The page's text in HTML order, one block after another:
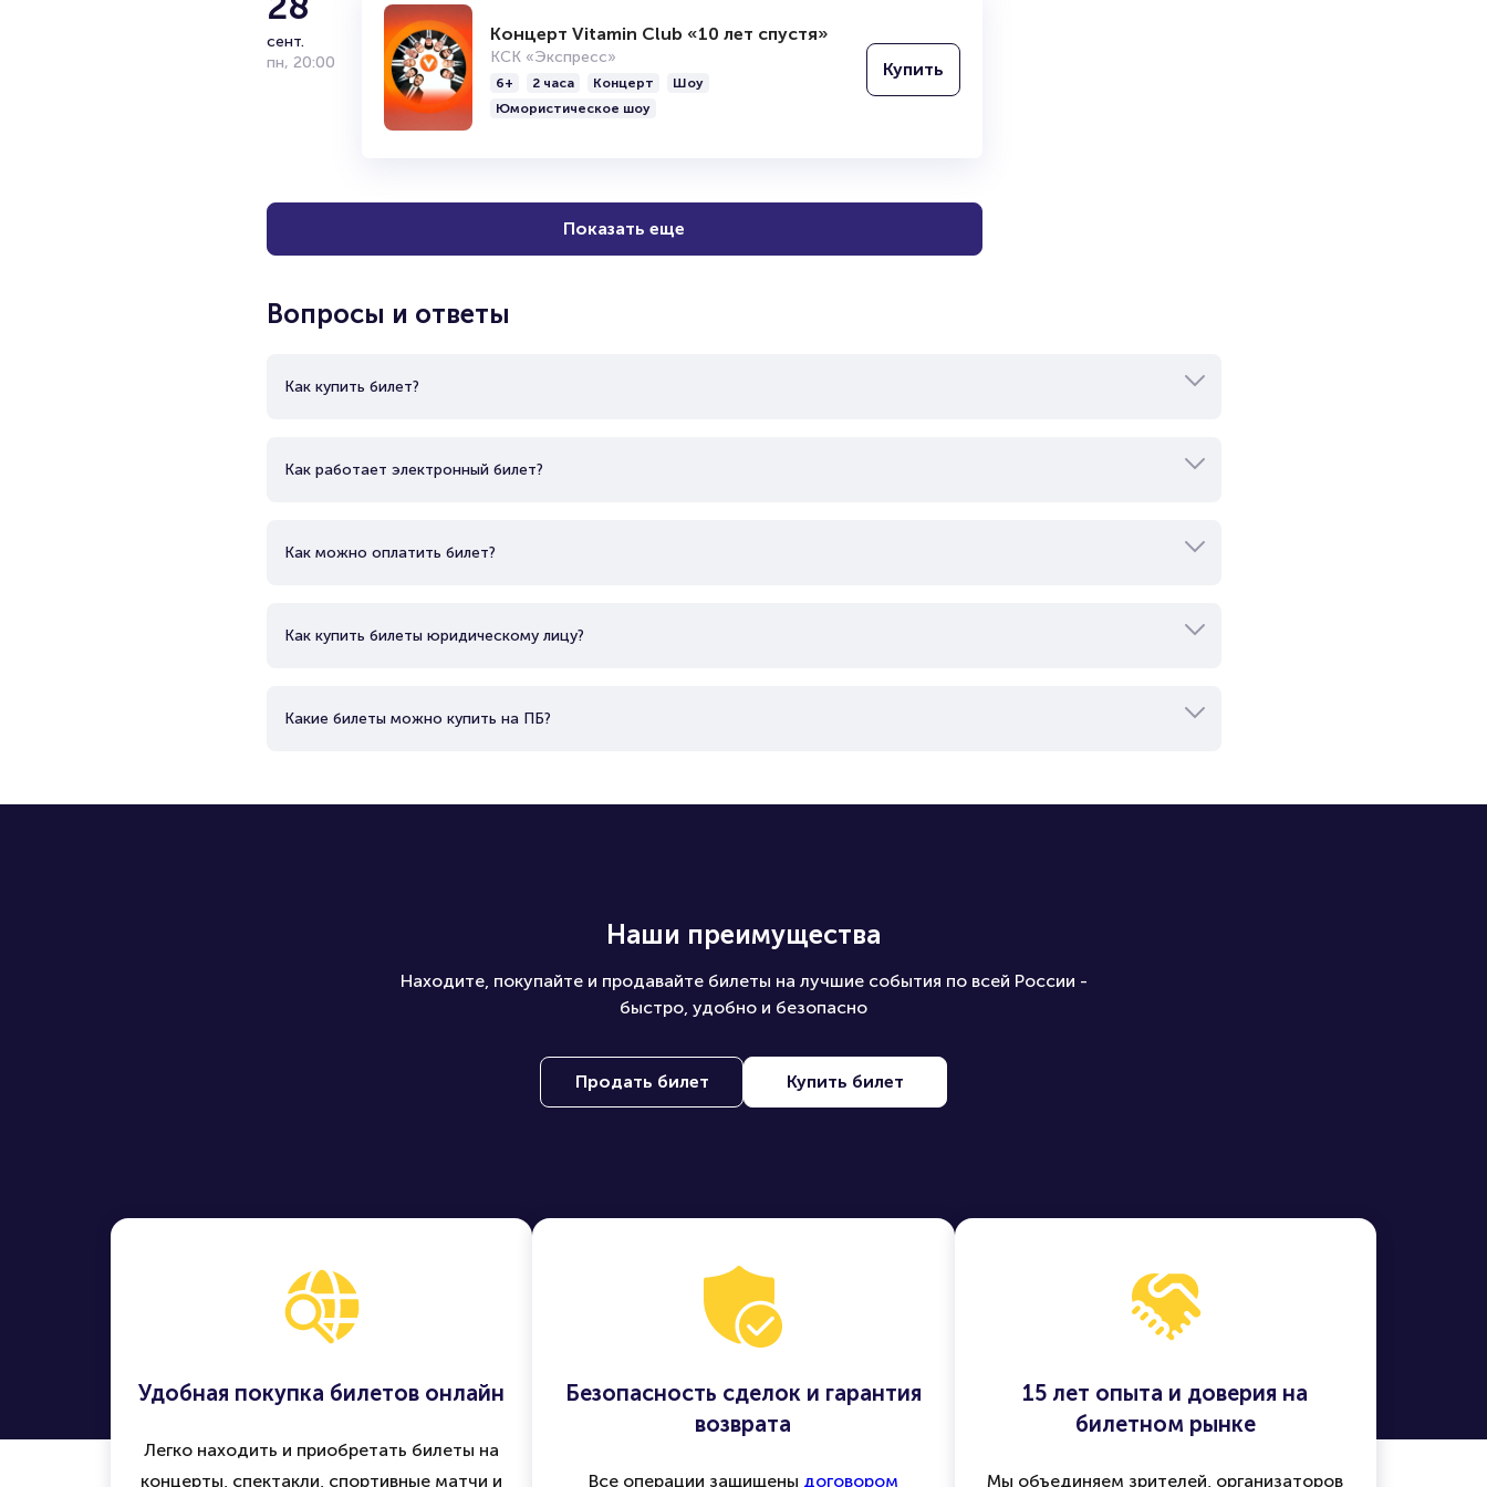
сент.
пн, 20:00
Концерт Vitamin Club «10 лет спустя»
КСК «Экспресс»
6+ 2 часа Концерт
Шоу
Юмористическое шоу
Купить
Показать еще
Вопросы и ответы
Как купить билет?
Как работает электронный билет?
Как можно оплатить билет?
Как купить билеты юридическому лицу?
Какие билеты можно купить на ПБ?
Наши преимущества
Находите, покупайте и продавайте билеты на лучшие события по всей России -
быстро, удобно и безопасно
Продать билет Купить билет
Удобная покупка билетов онлайн
Легко находить и приобретать билеты на
концерты, спектакли, спортивные матчи и
Безопасность сделок и гарантия
возврата
Все операции защищены договором
15 лет опыта и доверия на
билетном рынке
Мы объединяем зрителей, организаторов